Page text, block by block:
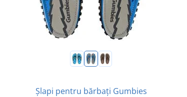
Șlapi pentru bărbați Gumbies